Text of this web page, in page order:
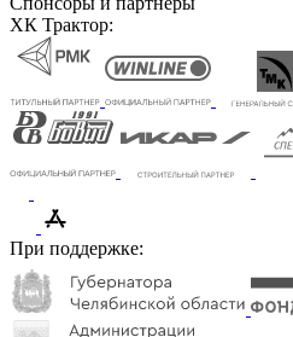
ХК Трактор:
При поддержке: